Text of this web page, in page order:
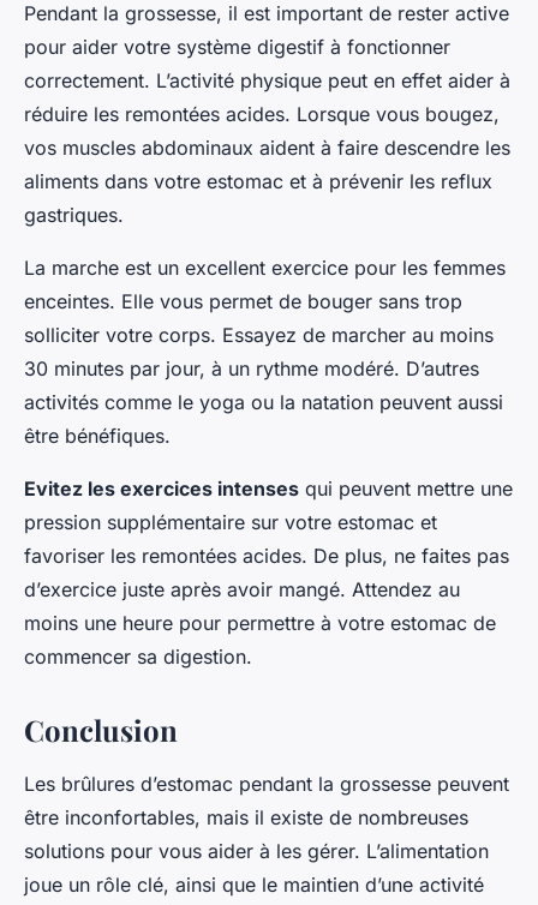
Pendant la grossesse, il est important de rester active
pour aider votre système digestif à fonctionner
correctement. L’activité physique peut en effet aider à
réduire les remontées acides. Lorsque vous bougez,
vos muscles abdominaux aident à faire descendre les
aliments dans votre estomac et à prévenir les reflux
gastriques.
La marche est un excellent exercice pour les femmes
enceintes. Elle vous permet de bouger sans trop
solliciter votre corps. Essayez de marcher au moins
30 minutes par jour, à un rythme modéré. D’autres
activités comme le yoga ou la natation peuvent aussi
être bénéfiques.
Evitez les exercices intenses qui peuvent mettre une
pression supplémentaire sur votre estomac et
favoriser les remontées acides. De plus, ne faites pas
d’exercice juste après avoir mangé. Attendez au
moins une heure pour permettre à votre estomac de
commencer sa digestion.
Conclusion
Les brûlures d’estomac pendant la grossesse peuvent
être inconfortables, mais il existe de nombreuses
solutions pour vous aider à les gérer. L’alimentation
joue un rôle clé, ainsi que le maintien d’une activité